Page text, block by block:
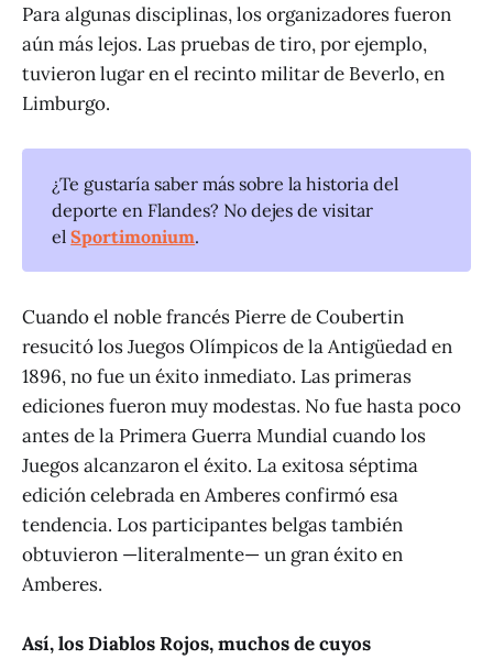
Para algunas disciplinas, los organizadores fueron
aún más lejos. Las pruebas de tiro, por ejemplo,
tuvieron lugar en el recinto militar de Beverlo, en
Limburgo.
¿Te gustaría saber más sobre la historia del
deporte en Flandes? No dejes de visitar
elSportimonium.
Cuando el noble francés Pierre de Coubertin
resucitó los Juegos Olímpicos de la Antigüedad en
1896, no fue un éxito inmediato. Las primeras
ediciones fueron muy modestas. No fue hasta poco
antes de la Primera Guerra Mundial cuando los
Juegos alcanzaron el éxito. La exitosa séptima
edición celebrada en Amberes confirmó esa
tendencia. Los participantes belgas también
obtuvieron —literalmente— un gran éxito en
Amberes.
Así, los Diablos Rojos, muchos de cuyos